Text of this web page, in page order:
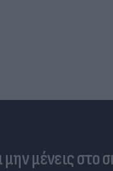
μην μένεις στο